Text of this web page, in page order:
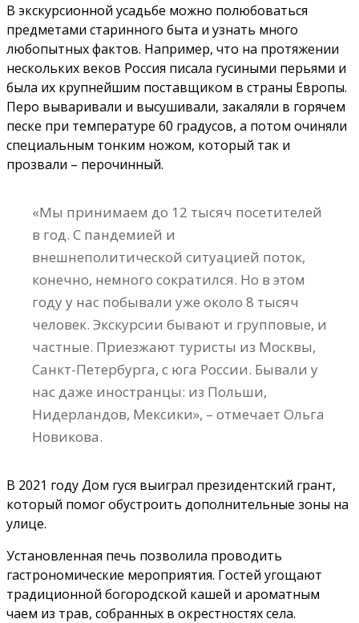
В экскурсионной усадьбе можно полюбоваться
предметами старинного быта и узнать много
любопытных фактов. Например, что на протяжении
нескольких веков Россия писала гусиными перьями и
была их крупнейшим поставщиком в страны Европы.
Перо вываривали и высушивали, закаляли в горячем
песке при температуре 60 градусов, а потом очиняли
специальным тонким ножом, который так и
прозвали – перочинный.
«Мы принимаем до 12 тысяч посетителей
в год. С пандемией и
внешнеполитической ситуацией поток,
конечно, немного сократился. Но в этом
году у нас побывали уже около 8 тысяч
человек. Экскурсии бывают и групповые, и
частные. Приезжают туристы из Москвы,
Санкт-Петербурга, с юга России. Бывали у
нас даже иностранцы: из Польши,
Нидерландов, Мексики», – отмечает Ольга
Новикова.
В 2021 году Дом гуся выиграл президентский грант,
который помог обустроить дополнительные зоны на
улице.
Установленная печь позволила проводить
гастрономические мероприятия. Гостей угощают
традиционной богородской кашей и ароматным
чаем из трав, собранных в окрестностях села.